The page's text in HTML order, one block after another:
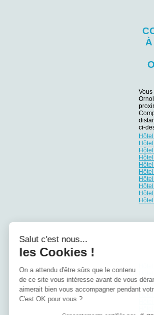
À
ci-
Hôtel
Salut c'est nous...
les Cookies !
On a attendu d'être sûrs que le contenu
de ce site vous intéresse avant de vous
aimerait bien vous accompagner pendant
C'est OK pour vous ?